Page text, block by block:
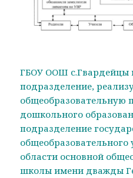
ГБОУ ООШ с.Гвардейцы
подразделение,
общеобразовательную
дошкольного
подразделение
области основной
школы имени дважды